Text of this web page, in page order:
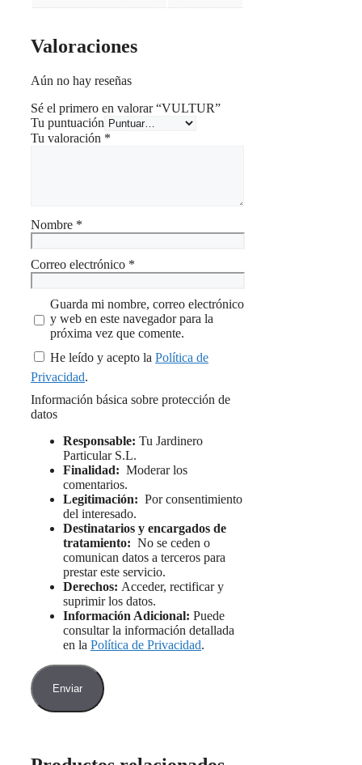
Valoraciones
Aún no hay reseñas
Sé el primero en valorar “VULTUR”
Tu puntuación
Tu valoración *
Nombre *
Correo electrónico *
Guarda mi nombre, correo electrónico
y web en este navegador para la
próxima vez que comente.
He leído y acepto la Política de
Privacidad.
Información básica sobre protección de
datos
Responsable: Tu Jardinero
Particular S.L.
Finalidad: Moderar los
comentarios.
Legitimación: Por consentimiento
del interesado.
Destinatarios y encargados de
tratamiento: No se ceden o
comunican datos a terceros para
prestar este servicio.
Derechos: Acceder, rectificar y
suprimir los datos.
Información Adicional: Puede
consultar la información detallada
en la Política de Privacidad.